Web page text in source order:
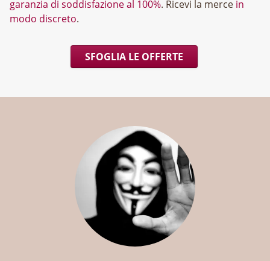
garanzia di soddisfazione al 100%. Ricevi la merce in
modo discreto.
SFOGLIA LE OFFERTE